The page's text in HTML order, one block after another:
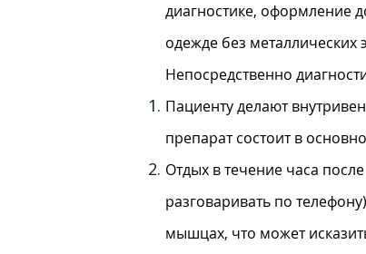
диагностике, оформление
одежде без металлических
Непосредственно
Пациенту делают
препарат состоит в
Отдых в течение часа
разговаривать по
мышцах, что может